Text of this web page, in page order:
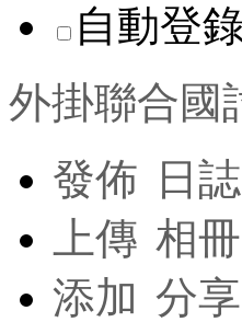
自動登
外掛聯合國
發佈
日誌
上傳 相冊
添加 分享